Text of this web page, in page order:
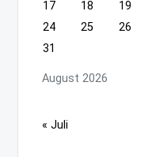
August 2026
17 18 19
24
25 26
31
« Juli